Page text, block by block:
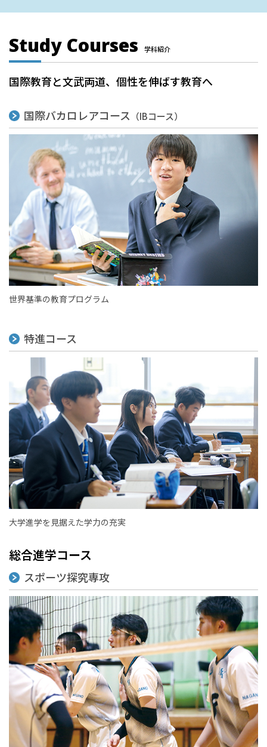
Study Courses 学科紹介
国際教育と文武両道、個性を伸ばす教育へ
国際バカロレアコース （IBコース）
世界基準の教育プログラム
特進コース
大学進学を見据えた学力の充実
総合進学コース
スポーツ探究専攻